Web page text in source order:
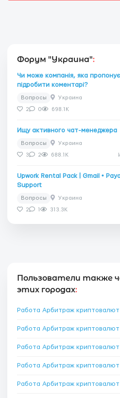
Форум "Украина":
Чи може компанія, яка
підробити коментарі?
Вопросы Украина
2 0 698.1K
Ищу активного чат-менеджера
Вопросы Украина
3 2 688.1K
Upwork Rental Pack | Gmail •
Support
Вопросы Украина
2 1 313.3K
Пользователи также
этих городах:
Работа Арбитраж
Работа Арбитраж криптовалют
Работа Арбитраж криптовалют
Работа Арбитраж